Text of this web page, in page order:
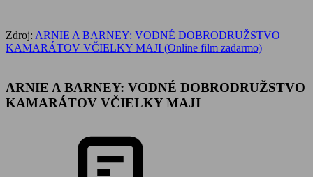
Zdroj: ARNIE A BARNEY: VODNÉ DOBRODRUŽSTVO
KAMARÁTOV VČIELKY MAJI (Online film zadarmo)
ARNIE A BARNEY: VODNÉ DOBRODRUŽSTVO
KAMARÁTOV VČIELKY MAJI